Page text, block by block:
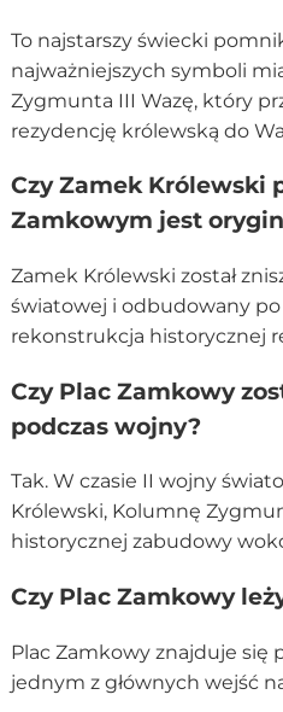
To najstarszy świecki
najważniejszych symboli
Zygmunta III Wazę, który
rezydencję królewską do
Czy Zamek Królewski
Zamkowym jest
Zamek Królewski został
światowej i odbudowany
rekonstrukcja historycznej
Czy Plac Zamkowy
podczas wojny?
Tak. W czasie II wojny
Królewski, Kolumnę
historycznej zabudowy
Czy Plac Zamkowy
Plac Zamkowy znajduje się
jednym z głównych wejść